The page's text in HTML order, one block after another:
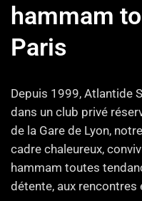
hammam
Paris
Depuis 1999, Atlantide
dans un club privé
de la Gare de Lyon,
cadre chaleureux,
hammam toutes
détente, aux rencontres